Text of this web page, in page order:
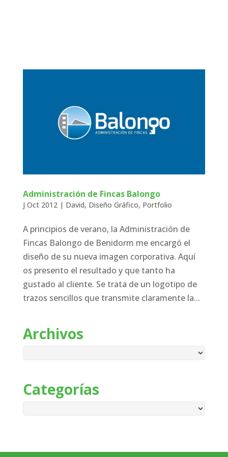
Administración de Fincas Balongo
J Oct 2012| David, Diseño Gráfico, Portfolio
A principios de verano, la Administración de
Fincas Balongo de Benidorm me encargó el
diseño de su nueva imagen corporativa. Aquí
os presento el resultado y que tanto ha
gustado al cliente. Se trata de un logotipo de
trazos sencillos que transmite claramente la...
Archivos
Categorías